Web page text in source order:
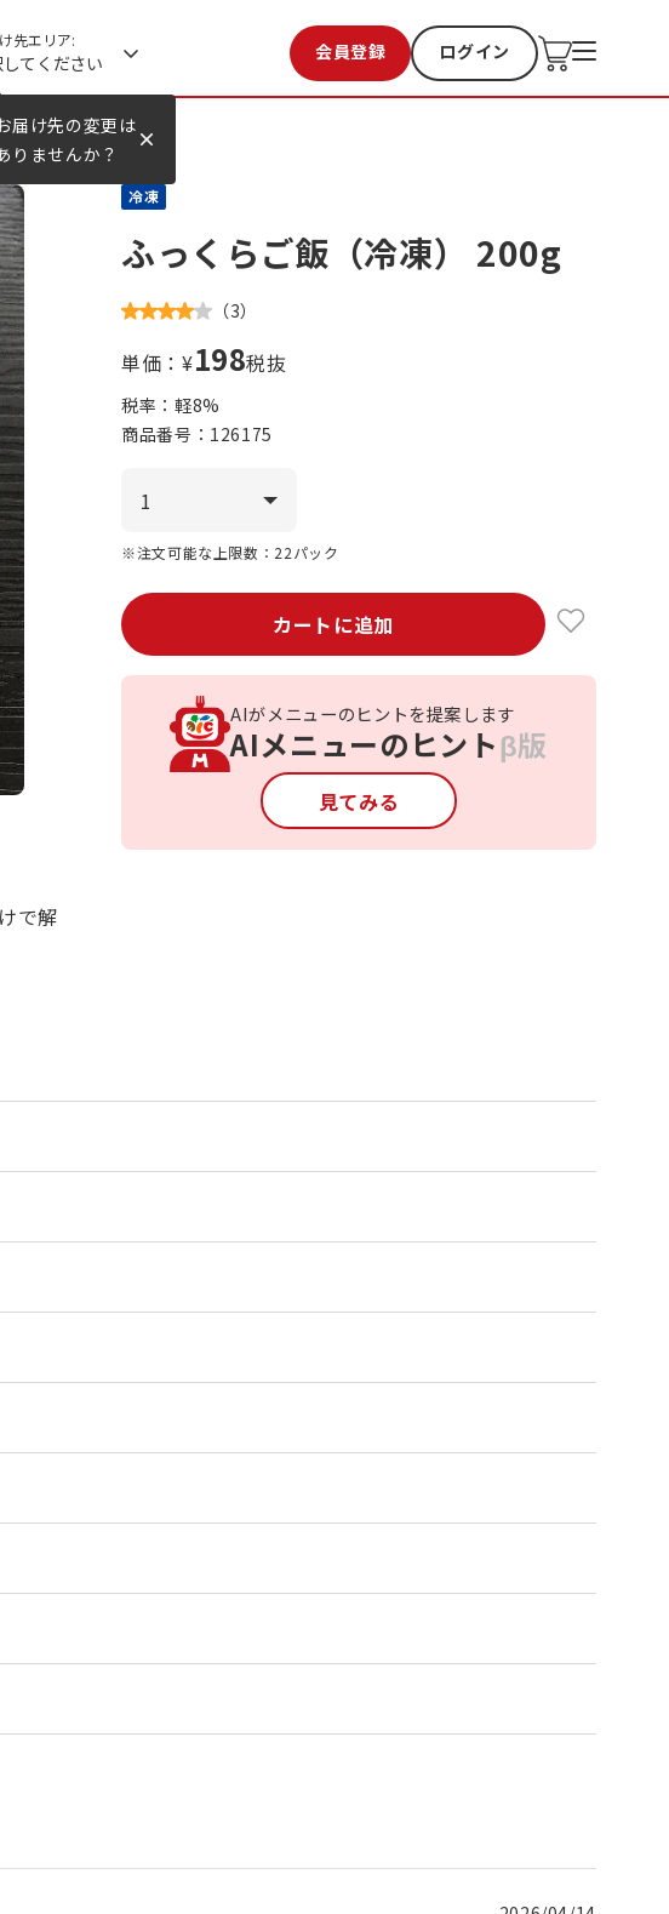
届け先の変更は
りませんか？
先エリア:
てください 会員登録 ログイン
お気に入り 過去購入
冷凍
ふっくらご飯（冷凍） 200g
（3）
単価：¥198税抜
税率：軽8%
商品番号： 126175
※注文可能な上限数：22パック
カートに追加
AIがメニューのヒントを提案します
AIメニューのヒントβ版
見てみる
で解